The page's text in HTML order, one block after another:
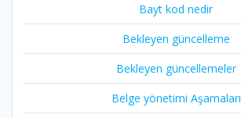
Bayt kod nedir
Bekleyen güncelleme
Bekleyen güncellemeler
Belge yönetimi Aşamaları